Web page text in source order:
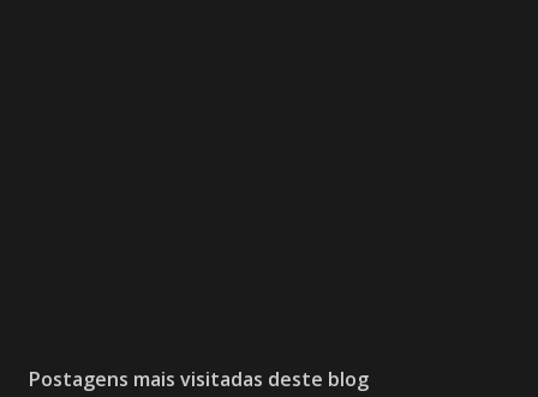
Postagens mais visitadas deste blog